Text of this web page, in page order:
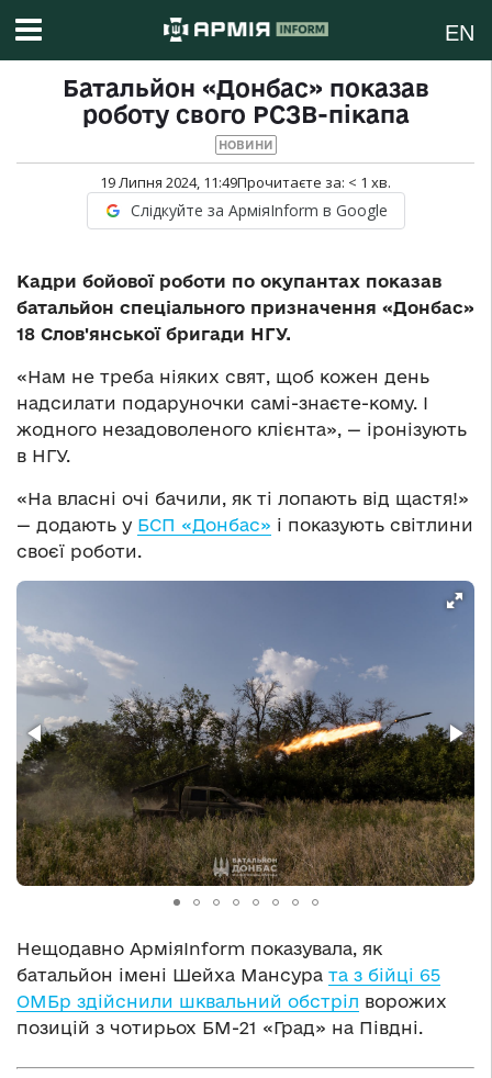
EN
Батальйон «Донбас» показав
роботу свого РСЗВ-пікапа
НОВИНИ
19 Липня 2024, 11:49Прочитаєте за: < 1 хв.
Слідкуйте за АрміяInform в Google
Кадри бойової роботи по окупантах показав
батальйон спеціального призначення «Донбас»
18 Слов'янської бригади НГУ.
«Нам не треба ніяких свят, щоб кожен день
надсилати подаруночки самі-знаєте-кому. І
жодного незадоволеного клієнта», — іронізують
в НГУ.
«На власні очі бачили, як ті лопають від щастя!»
— додають у БСП «Донбас» і показують світлини
своєї роботи.
Нещодавно АрміяInform показувала, як
батальйон імені Шейха Мансура та з бійці 65
ОМБр здійснили шквальний обстріл ворожих
позицій з чотирьох БМ-21 «Град» на Півдні.